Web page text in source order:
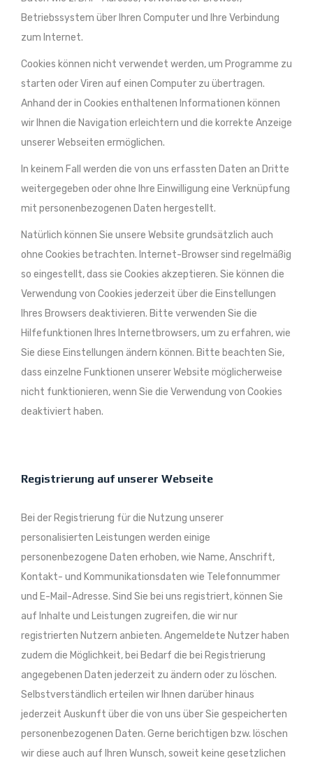
Betriebssystem über Ihren Computer und Ihre Verbindung
zum Internet.
Cookies können nicht verwendet werden, um Programme zu
starten oder Viren auf einen Computer zu übertragen.
Anhand der in Cookies enthaltenen Informationen können
wir Ihnen die Navigation erleichtern und die korrekte Anzeige
unserer Webseiten ermöglichen.
In keinem Fall werden die von uns erfassten Daten an Dritte
weitergegeben oder ohne Ihre Einwilligung eine Verknüpfung
mit personenbezogenen Daten hergestellt.
Natürlich können Sie unsere Website grundsätzlich auch
ohne Cookies betrachten. Internet-Browser sind regelmäßig
so eingestellt, dass sie Cookies akzeptieren. Sie können die
Verwendung von Cookies jederzeit über die Einstellungen
Ihres Browsers deaktivieren. Bitte verwenden Sie die
Hilfefunktionen Ihres Internetbrowsers, um zu erfahren, wie
Sie diese Einstellungen ändern können. Bitte beachten Sie,
dass einzelne Funktionen unserer Website möglicherweise
nicht funktionieren, wenn Sie die Verwendung von Cookies
deaktiviert haben.
Registrierung auf unserer Webseite
Bei der Registrierung für die Nutzung unserer
personalisierten Leistungen werden einige
personenbezogene Daten erhoben, wie Name, Anschrift,
Kontakt- und Kommunikationsdaten wie Telefonnummer
und E-Mail-Adresse. Sind Sie bei uns registriert, können Sie
auf Inhalte und Leistungen zugreifen, die wir nur
registrierten Nutzern anbieten. Angemeldete Nutzer haben
zudem die Möglichkeit, bei Bedarf die bei Registrierung
angegebenen Daten jederzeit zu ändern oder zu löschen.
Selbstverständlich erteilen wir Ihnen darüber hinaus
jederzeit Auskunft über die von uns über Sie gespeicherten
personenbezogenen Daten. Gerne berichtigen bzw. löschen
wir diese auch auf Ihren Wunsch, soweit keine gesetzlichen